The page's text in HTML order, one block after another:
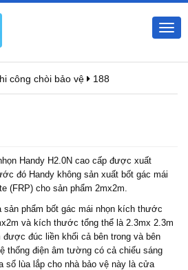
công chòi bảo vệ 188
Handy H2.0N cao cấp được xuất
đó Handy không sản xuất bốt gác mái
(FRP) cho sản phẩm 2mx2m.
sản phẩm bốt gác mái nhọn kích thước
và kích thước tổng thể là 2.3mx 2.3m
đúc liền khối cả bên trong và bên
thống điện âm tường có cả chiếu sáng
sổ lùa lắp cho nhà bảo vệ này là cửa